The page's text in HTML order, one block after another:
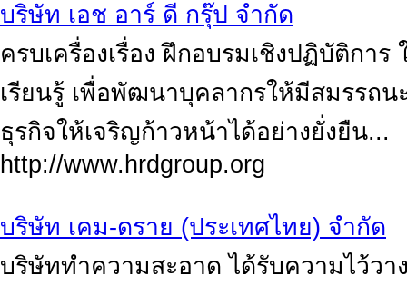
บริษัท เอช อาร์ ดี กรุ๊ป จำกัด
ครบเครื่องเรื่อง ฝึกอบรมเชิงปฏิบัติกา
เรียนรู้ เพื่อพัฒนาบุคลากรให้มีสมรรถ
ธุรกิจให้เจริญก้าวหน้าได้อย่างยั่งยืน...
http://www.hrdgroup.org
บริษัท เคม-ดราย (ประเทศไทย) จำกัด
บริษัททำความสะอาด ได้รับความไว้วา